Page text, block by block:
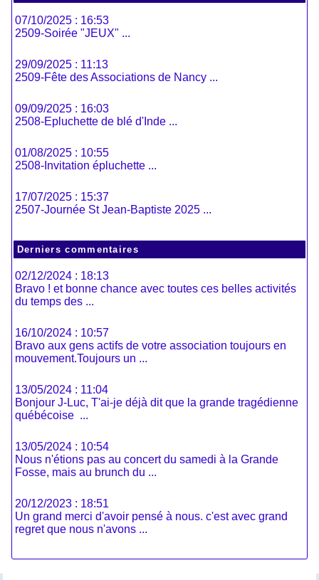
07/10/2025 : 16:53
2509-Soirée "JEUX" ...
29/09/2025 : 11:13
2509-Fête des Associations de Nancy ...
09/09/2025 : 16:03
2508-Epluchette de blé d'Inde ...
01/08/2025 : 10:55
2508-Invitation épluchette ...
17/07/2025 : 15:37
2507-Journée St Jean-Baptiste 2025 ...
Derniers commentaires
02/12/2024 : 18:13
Bravo ! et bonne chance avec toutes ces belles activités
du temps des ...
16/10/2024 : 10:57
Bravo aux gens actifs de votre association toujours en
mouvement.Toujours un ...
13/05/2024 : 11:04
Bonjour J-Luc, T'ai-je déjà dit que la grande tragédienne
québécoise ...
13/05/2024 : 10:54
Nous n'étions pas au concert du samedi à la Grande
Fosse, mais au brunch du ...
20/12/2023 : 18:51
Un grand merci d'avoir pensé à nous. c'est avec grand
regret que nous n'avons ...